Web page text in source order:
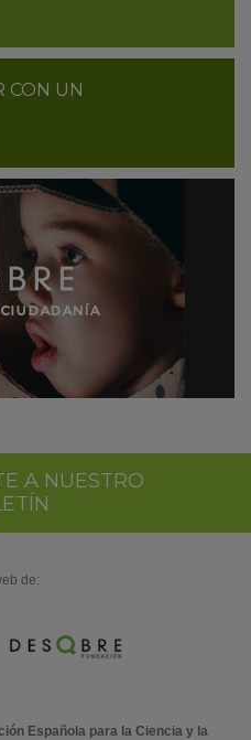
CON UN
A NUESTRO
de:
Española para la Ciencia y la